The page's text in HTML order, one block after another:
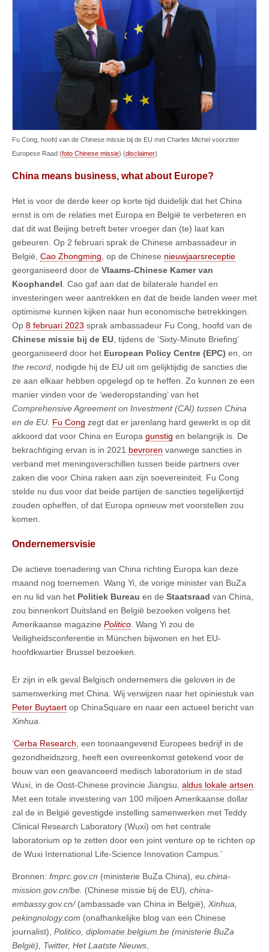
Fu Cong, hoofd van de Chinese missie bij de EU met Charles Michel voorzitter
Europese Raad (foto Chinese missie) (disclaimer)
China means business, what about Europe?
Het is voor de derde keer op korte tijd duidelijk dat het China
ernst is om de relaties met Europa en België te verbeteren en
dat dit wat Beijing betreft beter vroeger dan (te) laat kan
gebeuren. Op 2 februari sprak de Chinese ambassadeur in
België, Cao Zhongming , op de Chinese nieuwjaarsreceptie
georganiseerd door de Vlaams-Chinese Kamer van
Koophandel . Cao gaf aan dat de bilaterale handel en
investeringen weer aantrekken en dat de beide landen weer met
optimisme kunnen kijken naar hun economische betrekkingen.
Op 8 februari 2023 sprak ambassadeur Fu Cong, hoofd van de
Chinese missie bij de EU , tijdens de ‘Sixty-Minute Briefing’
georganiseerd door het European Policy Centre (EPC) en, on
the record , nodigde hij de EU uit om gelijktijdig de sancties die
ze aan elkaar hebben opgelegd op te heffen. Zo kunnen ze een
manier vinden voor de ‘wederopstanding’ van het
Comprehensive Agreement on Investment (CAI) tussen China
en de EU. Fu Cong zegt dat er jarenlang hard gewerkt is op dit
akkoord dat voor China en Europa gunstig en belangrijk is. De
bekrachtiging ervan is in 2021 bevroren vanwege sancties in
verband met meningsverschillen tussen beide partners over
zaken die voor China raken aan zijn soevereiniteit. Fu Cong
stelde nu dus voor dat beide partijen de sancties tegelijkertijd
zouden opheffen, of dat Europa opnieuw met voorstellen zou
komen.
Ondernemersvisie
De actieve toenadering van China richting Europa kan deze
maand nog toernemen. Wang Yi, de vorige minister van BuZa
en nu lid van het Politiek Bureau en de Staatsraad van China,
zou binnenkort Duitsland en België bezoeken volgens het
Amerikaanse magazine Politico . Wang Yi zou de
Veiligheidsconferentie in München bijwonen en het EU-
hoofdkwartier Brussel bezoeken.
Er zijn in elk geval Belgisch ondernemers die geloven in de
samenwerking met China. Wij verwijzen naar het opiniestuk van
Peter Buytaert op ChinaSquare en naar een actueel bericht van
Xinhua
‘Cerba Research , een toonaangevend Europees bedrijf in de
gezondheidszorg, heeft een overeenkomst getekend voor de
bouw van een geavanceerd medisch laboratorium in de stad
Wuxi, in de Oost-Chinese provincie Jiangsu, aldus lokale artsen
Met een totale investering van 100 miljoen Amerikaanse dollar
zal de in België gevestigde instelling samenwerken met Teddy
Clinical Research Laboratory (Wuxi) om het centrale
laboratorium op te zetten door een joint venture op te richten op
de Wuxi International Life-Science Innovation Campus.’
Bronnen: fmprc.gov.cn (ministerie BuZa China) , eu.china-
mission.gov.cn/be. (Chinese missie bij de EU) , china-
embassy.gov.cn/ (ambassade van China in België) , Xinhua,
pekingnology.com (onafhankelijke blog van een Chinese
journalist), Politico, diplomatie.belgium.be (ministerie BuZa
België), Twitter, Het Laatste Nieuws